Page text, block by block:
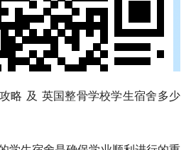
略 及 英国整骨学校学生宿舍多少